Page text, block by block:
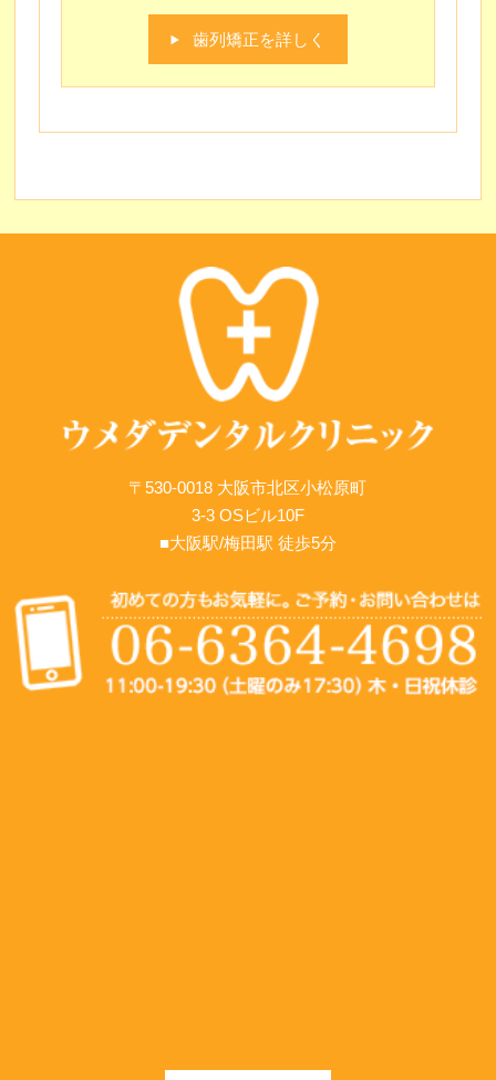
歯列矯正を詳しく
〒530-0018 大阪市北区小松原町
3-3 OSビル10F
■大阪駅/梅田駅 徒歩5分